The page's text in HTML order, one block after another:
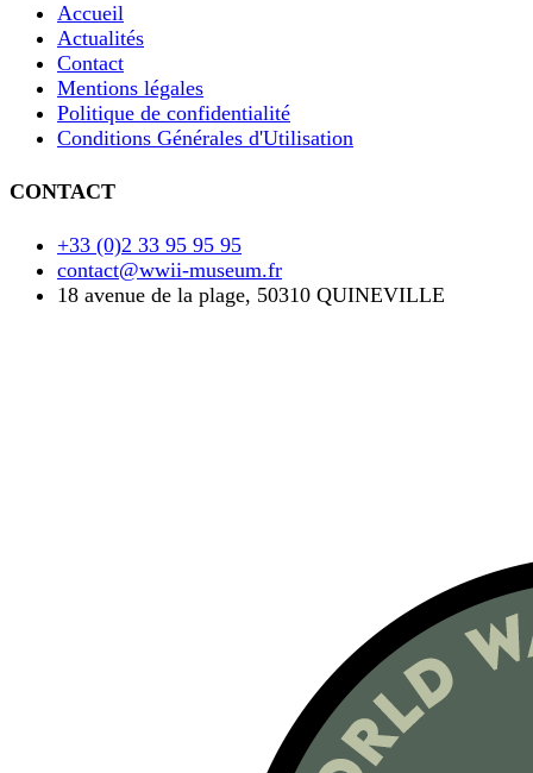
Accueil
Actualités
Contact
Mentions légales
Politique de confidentialité
Conditions Générales d'Utilisation
CONTACT
+33 (0)2 33 95 95 95
contact@wwii-museum.fr
18 avenue de la plage, 50310 QUINEVILLE